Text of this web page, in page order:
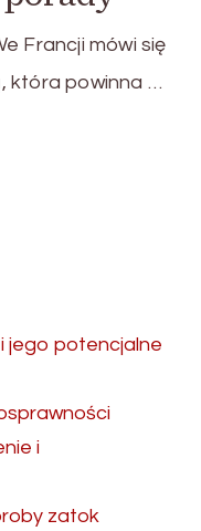
Francji mówi się
która powinna …
jego potencjalne
i
zatok